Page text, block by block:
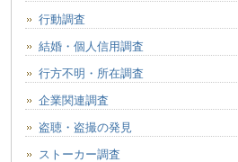
行動調査
結婚・個人信用調査
行方不明・所在調査
企業関連調査
盗聴・盗撮の発見
ストーカー調査